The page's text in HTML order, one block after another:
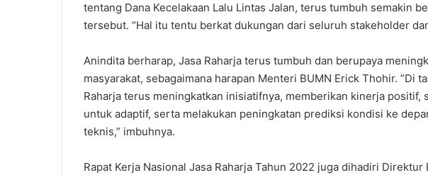
tentang Dana Kecelakaan Lalu Lintas Jalan, terus tumbuh semakin
tersebut. “Hal itu tentu berkat dukungan dari seluruh stakeholder
Anindita berharap, Jasa Raharja terus tumbuh dan berupaya
masyarakat, sebagaimana harapan Menteri BUMN Erick Thohir. ”Di
Raharja terus meningkatkan inisiatifnya, memberikan kinerja positif,
untuk adaptif, serta melakukan peningkatan prediksi kondisi ke
teknis,” imbuhnya.
Rapat Kerja Nasional Jasa Raharja Tahun 2022 juga dihadiri Direktur